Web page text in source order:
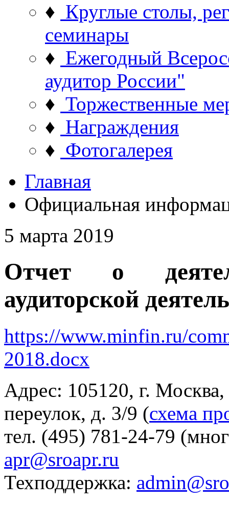
♦ Круглые столы,
семинары
♦ Ежегодный
аудитор России"
♦ Торжественные
♦ Награждения
♦ Фотогалерея
Главная
Официальная
5 марта 2019
Отчет о
аудиторской
https://www.minfin.ru/
2018.docx
Адрес: 105120, г.
переулок, д. 3/9 (схема
тел. (495) 781-24-79
apr@sroapr.ru
Техподдержка: